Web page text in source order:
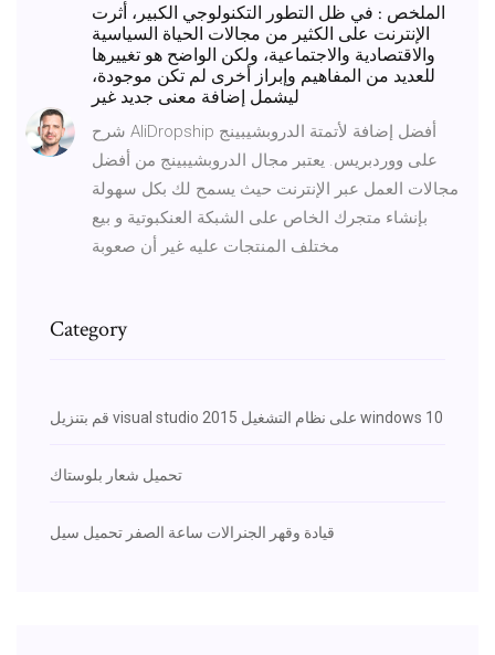
الملخص : في ظل التطور التكنولوجي الكبير، أثرت
الإنترنت على الكثير من مجالات الحياة السياسية
والاقتصادية والاجتماعية، ولكن الواضح هو تغييرها
للعديد من المفاهيم وإبراز أخرى لم تكن موجودة،
ليشمل إضافة معنى جديد غير
شرح AliDropship أفضل إضافة لأتمتة الدروبشيبينج
على ووردبريس. يعتبر مجال الدروبشيبينج من أفضل
مجالات العمل عبر الإنترنت حيث يسمح لك بكل سهولة
بإنشاء متجرك الخاص على الشبكة العنكبوتية و بيع
مختلف المنتجات عليه غير أن صعوبة
Category
قم بتنزيل visual studio 2015 على نظام التشغيل windows 10
تحميل شعار بلوستاك
قيادة وقهر الجنرالات ساعة الصفر تحميل سيل